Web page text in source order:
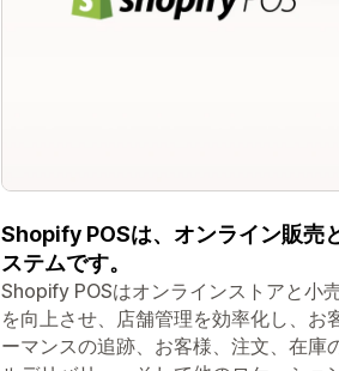
Shopify POSは、オンライン販売
ステムです。
Shopify POSはオンラインストアと小
を向上させ、店舗管理を効率化し、
ーマンスの追跡、お客様、注文、在庫